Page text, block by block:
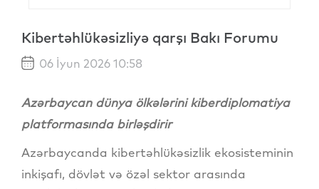
Kibertəhlükəsizliyə qarşı Bakı Forumu
06 İyun 2026 10:58
Azərbaycan dünya ölkələrini kiberdiplomatiya
platformasında birləşdirir
Azərbaycanda kibertəhlükəsizlik ekosisteminin
inkişafı, dövlət və özəl sektor arasında